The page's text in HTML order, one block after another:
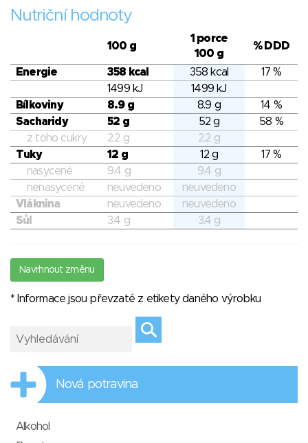
Nutriční hodnoty
100 g
1 porce
100 g
% DDD
Energie 358 kcal 358 kcal
17 %
1499 kJ
1499 kJ
Bílkoviny
8.9 g 8.9 g
14 %
Sacharidy
52 g 52 g
58 %
z toho cukry
2.2 g
2.2 g
Tuky
12 g 12 g
17 %
nasycené
9.4 g
9.4 g
nenasycené
neuvedeno
neuvedeno
Vláknina
neuvedeno
neuvedeno
Sůl
3.4 g 3.4 g
Navrhnout změnu
* Informace jsou převzaté z etikety daného výrobku
Nová potravina
Alkohol